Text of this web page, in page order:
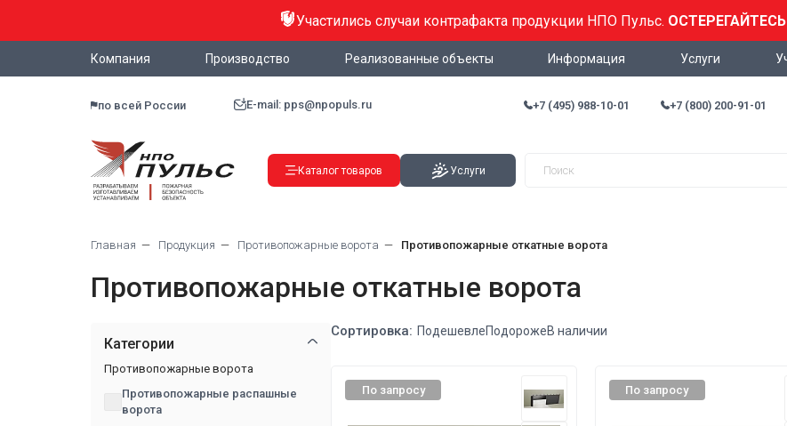
Участились случаи контрафакта продукции НПО Пульс.
Компания Производство Реализованные объекты Информация Услуги
по всей России E-mail: pps@npopuls.ru +7 (495) 988-10-01 +7 (800) 200-91-01
Каталог товаров Услуги
Главная Продукция Противопожарные ворота Противопожарные откатные ворота
Противопожарные откатные ворота
Категории
Противопожарные ворота
Противопожарные распашные
ворота
Сортировка: ПодешевлеПодорожеВ наличии
По запросу По запросу